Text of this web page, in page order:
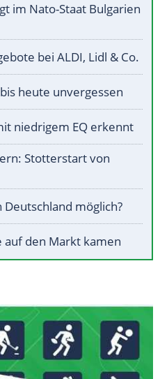
im Nato-Staat Bulgarien
bei ALDI, Lidl & Co.
heute unvergessen
niedrigem EQ erkennt
Stotterstart von
möglich?
auf den Markt kamen